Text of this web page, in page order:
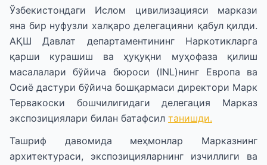
Ўзбекистондаги Ислом цивилизацияси маркази
яна бир нуфузли халқаро делегацияни қабул қилди.
АҚШ Давлат департаментининг Наркотикларга
қарши курашиш ва ҳуқуқни муҳофаза қилиш
масалалари бўйича бюроси (INL)нинг Европа ва
Осиё дастури бўйича бошқармаси директори Марк
Тервакоски бошчилигидаги делегация Марказ
экспозициялари билан батафсил танишди.
Ташриф давомида меҳмонлар Марказнинг
архитектураси, экспозицияларнинг изчиллиги ва